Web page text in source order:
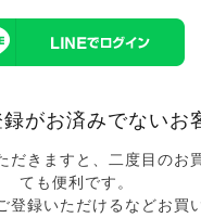
録がお済みでないお
だきますと、二度目のお
ても便利です。
登録いただけるなどお買